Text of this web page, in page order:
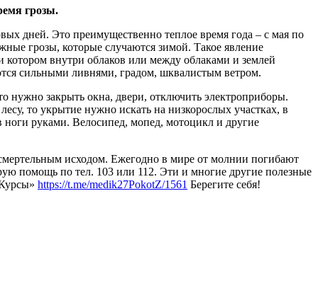
грозы.
дней. Это преимущественно теплое время года – с мая по
грозы, которые случаются зимой. Такое явление
внутри облаков или между облаками и землей
сильными ливнями, градом, шквалистым ветром.
нужно закрыть окна, двери, отключить электроприборы.
то укрытие нужно искать на низкорослых участках, в
ноги руками. Велосипед, мопед, мотоцикл и другие
исходом. Ежегодно в мире от молнии погибают
помощь по тел. 103 или 112. Эти и многие другие полезные
https://t.me/medik27PokotZ/1561 Берегите себя!